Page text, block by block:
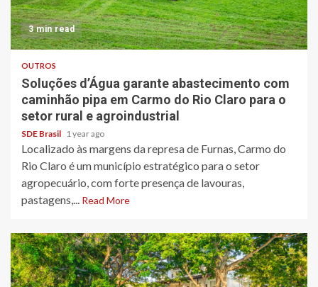
3 min read
OUTROS
Soluções d’Água garante abastecimento com
caminhão pipa em Carmo do Rio Claro para o
setor rural e agroindustrial
SDE Brasil 1 year ago
Localizado às margens da represa de Furnas, Carmo do
Rio Claro é um município estratégico para o setor
agropecuário, com forte presença de lavouras,
pastagens,... Read More